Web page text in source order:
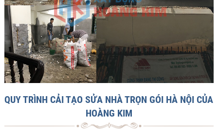
QUY TRÌNH CẢI TẠO SỬA NHÀ TRỌN GÓI HÀ NỘI CỦA
HOÀNG KIM